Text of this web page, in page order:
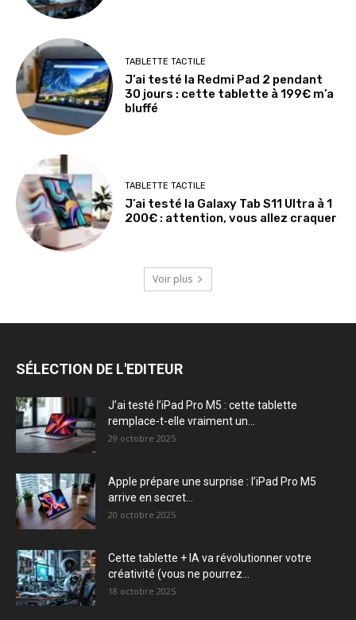
TABLETTE TACTILE
J’ai testé la Redmi Pad 2 pendant
30 jours : cette tablette à 199€ m’a
bluffé
TABLETTE TACTILE
J’ai testé la Galaxy Tab S11 Ultra à 1
200€ : attention, vous allez craquer
Voir plus
SÉLECTION DE L'EDITEUR
J’ai testé l’iPad Pro M5 : cette tablette
remplace-t-elle vraiment un...
29 octobre 2025
Apple prépare une surprise : l’iPad Pro M5
arrive en secret...
20 octobre 2025
Cette tablette + IA va révolutionner votre
créativité (vous ne pourrez...
18 octobre 2025